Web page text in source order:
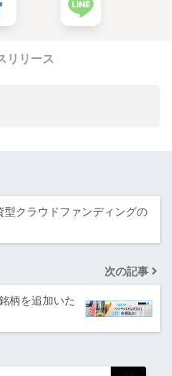
リリース
型クラウドファンディングの
次の記事
柄を追加いた